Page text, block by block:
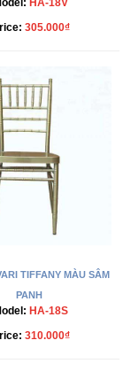
HA-18V
305.000₫
TIFFANY MÀU SÂM
PANH
HA-18S
310.000₫